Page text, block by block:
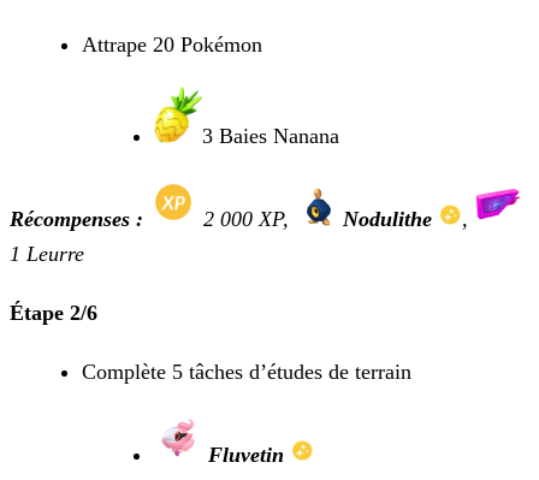
Attrape 20 Pokémon
3 Baies Nanana
Récompenses : 2 000 XP, Nodulithe
,
1 Leurre
Étape 2/6
Complète 5 tâches d’études de terrain
Fluvetin